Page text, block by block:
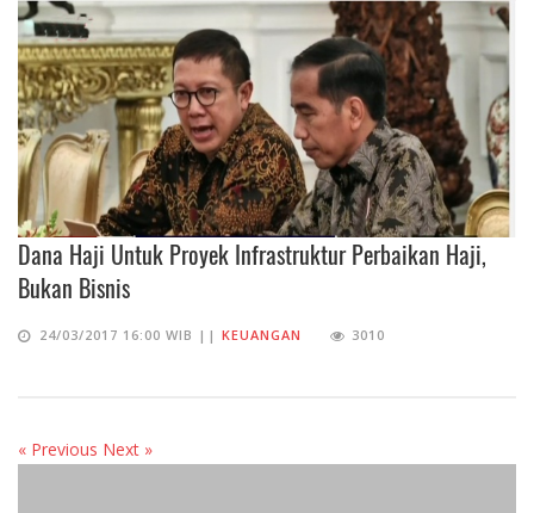
Dana Haji Untuk Proyek Infrastruktur Perbaikan Haji,
Bukan Bisnis
24/03/2017 16:00 WIB || KEUANGAN 3010
« Previous Next »